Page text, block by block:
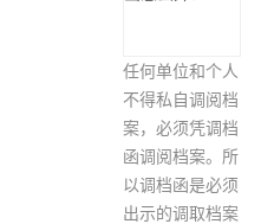
任何单位和个人
不得私自调阅档
案，必须凭调档
函调阅档案。所
以调档函是必须
出示的调取档案